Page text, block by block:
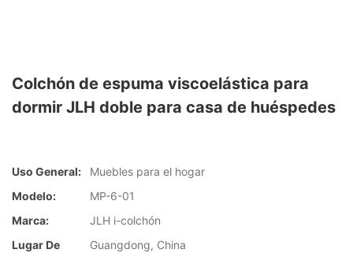
Colchón de espuma viscoelástica para
dormir JLH doble para casa de huéspedes
Uso General:
Muebles para el hogar
Modelo:
MP-6-01
Marca:
JLH i-colchón
Lugar De
Guangdong, China